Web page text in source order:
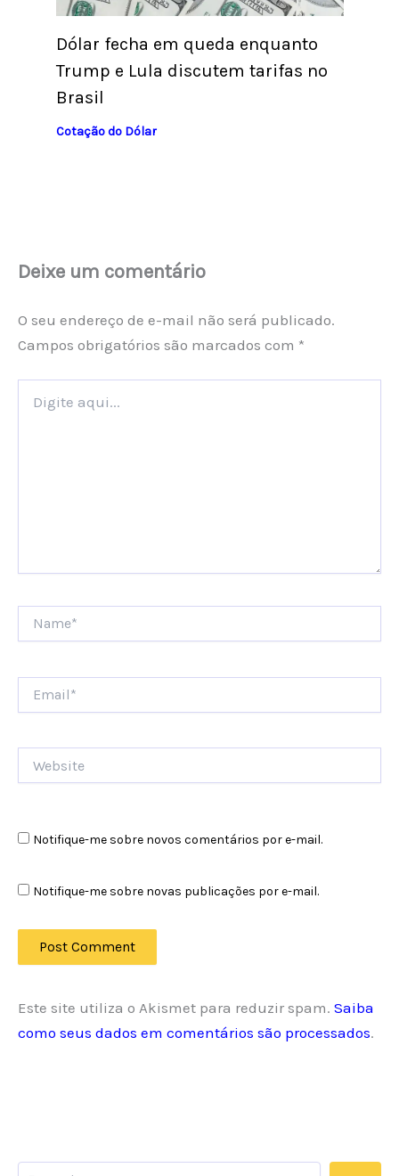
Dólar fecha em queda enquanto
Trump e Lula discutem tarifas no
Brasil
Cotação do Dólar
Deixe um comentário
O seu endereço de e-mail não será publicado.
Campos obrigatórios são marcados com *
aqui...
Notifique-me sobre novos comentários por e-mail.
Notifique-me sobre novas publicações por e-mail.
Este site utiliza o Akismet para reduzir spam. Saiba
como seus dados em comentários são processados.